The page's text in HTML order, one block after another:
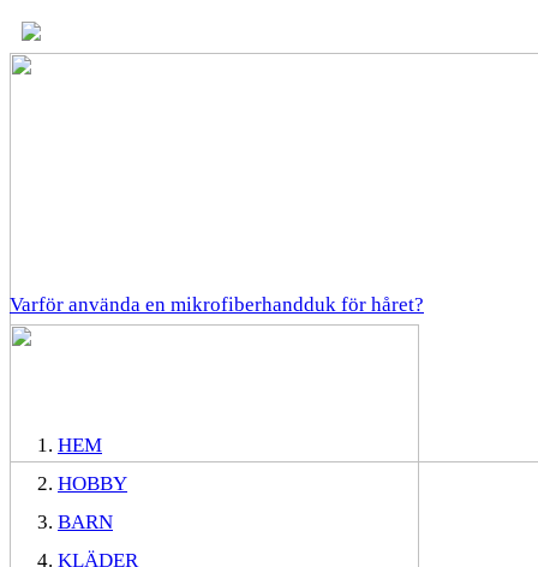
Varför använda en mikrofiberhandduk för håret?
HEM
HOBBY
BARN
KLÄDER